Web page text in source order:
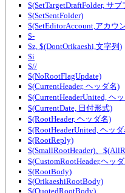
$(SetTargetDraftFolder, サ
$(SetSentFolder)
$(SetEditorAccount,アカウ
$-
$z, $(DontOrikaeshi,文字列)
$i
$//
$(NoRootFlagUpdate)
$(CurrentHeader, ヘッダ名)
$(CurrentHeaderUnited, ヘ
$(CurrentDate, 日付形式)
$(RootHeader, ヘッダ名)
$(RootHeaderUnited, ヘッ
$(RootReply)
$(SmallRootHeader)、
$(CustomRootHeader,ヘッ
$(RootBody)
$(OrikaeshiRootBody)
$(QuotedRootBody)